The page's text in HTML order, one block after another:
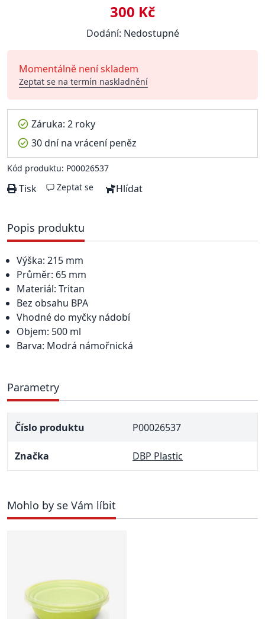
300 Kč
Dodání: Nedostupné
Momentálně není skladem
Zeptat se na termín naskladnění
Záruka: 2 roky
30 dní na vrácení peněz
Kód produktu: P00026537
Tisk Zeptat se Hlídat
Popis produktu
Výška: 215 mm
Průměr: 65 mm
Materiál: Tritan
Bez obsahu BPA
Vhodné do myčky nádobí
Objem: 500 ml
Barva: Modrá námořnická
Parametry
Číslo produktu P00026537
Značka DBP Plastic
Mohlo by se Vám líbit